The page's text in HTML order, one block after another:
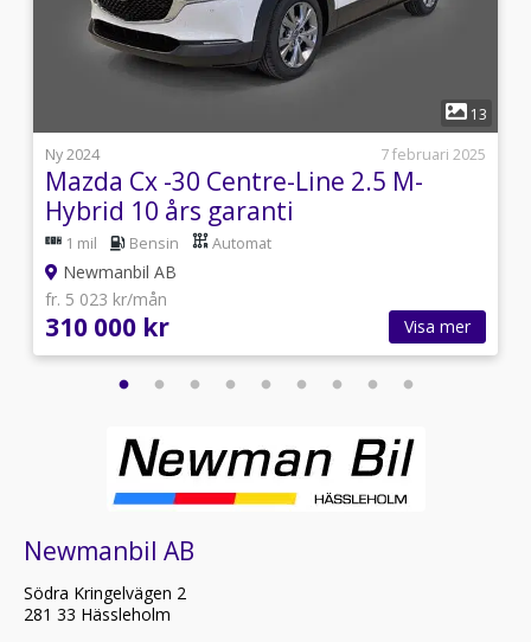
13
Ny 2024
7 februari 2025
Mazda Cx -30 Centre-Line 2.5 M-
Hybrid 10 års garanti
1 mil Bensin Automat
Newmanbil AB
fr. 5 023 kr/mån
310 000 kr Visa mer
Newmanbil AB
Södra Kringelvägen 2
281 33 Hässleholm